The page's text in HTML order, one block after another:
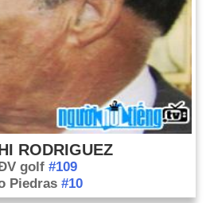
RODRIGUEZ
golf #109
Piedras #10